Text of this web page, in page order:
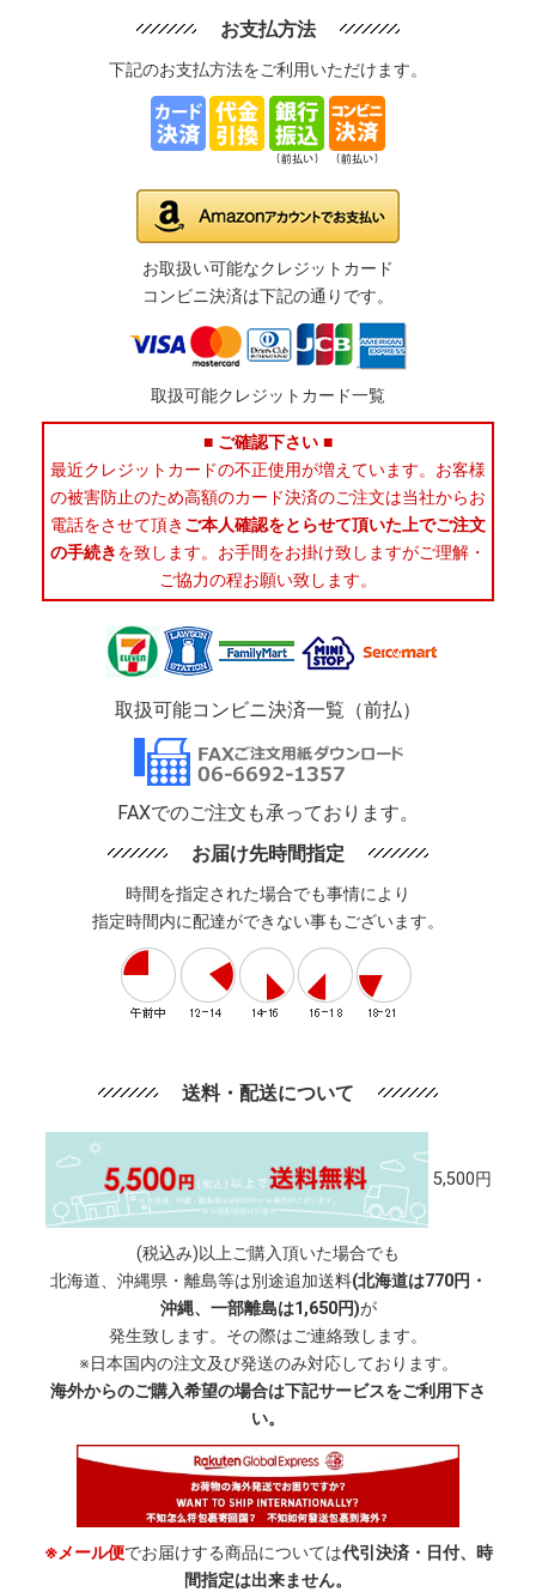
お支払方法
下記のお支払方法をご利用いただけます。
お取扱い可能なクレジットカード
コンビニ決済は下記の通りです。
取扱可能クレジットカード一覧
■ ご確認下さい ■
最近クレジットカードの不正使用が増えています。お客様
の被害防止のため高額のカード決済のご注文は当社からお
電話をさせて頂き ご本人確認をとらせて頂いた上でご注文
の手続きを致します。お手間をお掛け致しますがご理解・
ご協力の程お願い致します。
取扱可能コンビニ決済一覧（前払）
FAXでのご注文も承っております。
お届け先時間指定
時間を指定された場合でも事情により
指定時間内に配達ができない事もございます。
送料・配送について
5,500円
(税込み)以上ご購入頂いた場合でも
北海道、沖縄県・離島等は別途追加送料(北海道は770円・
沖縄、一部離島は1,650円)が
発生致します。その際はご連絡致します。
※日本国内の注文及び発送のみ対応しております。
海外からのご購入希望の場合は下記サービスをご利用下さ
い。
※メール便でお届けする商品については代引決済・日付、時
間指定は出来ません。